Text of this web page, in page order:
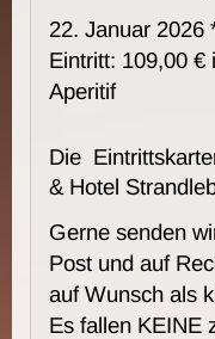
22. Januar 2026
Eintritt: 109,00 €
Aperitif
Die
& Hotel
Gerne senden
Post und auf
auf Wunsch als
Es fallen KEINE